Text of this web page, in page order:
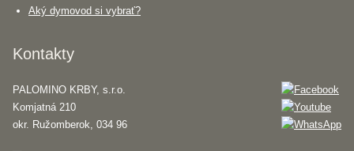
Aký dymovod si vybrať?
Kontakty
PALOMINO KRBY, s.r.o.
Komjatná 210
okr. Ružomberok, 034 96